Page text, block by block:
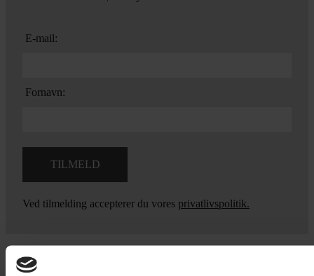
E-mail:
Fornavn:
Ved tilmelding accepterer du vores privatlivspolitik.
Yarn Every Wear